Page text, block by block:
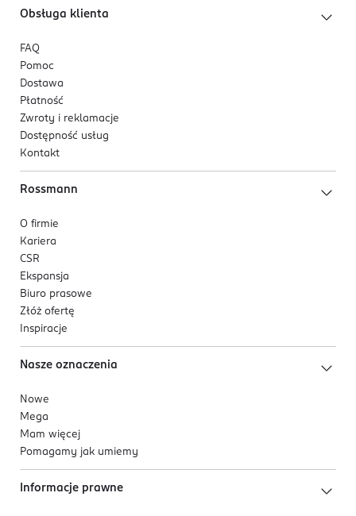
Obsługa klienta
FAQ
Pomoc
Dostawa
Płatność
Zwroty i reklamacje
Dostępność usług
Kontakt
Rossmann
O firmie
Kariera
CSR
Ekspansja
Biuro prasowe
Złóż ofertę
Inspiracje
Nasze oznaczenia
Nowe
Mega
Mam więcej
Pomagamy jak umiemy
Informacje prawne